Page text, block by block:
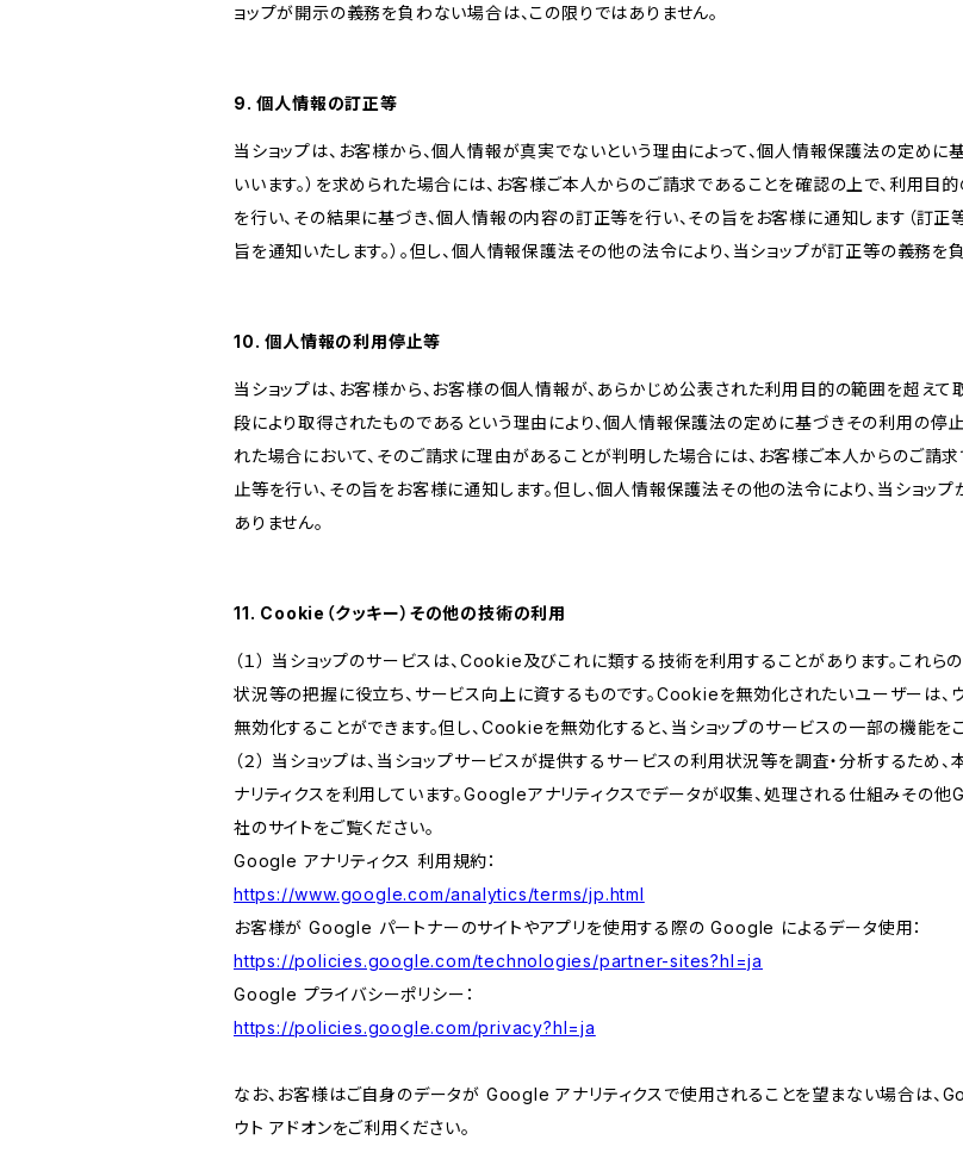
ョップが開示の義務を負わない場合は、この限りではありません。
9. 個人情報の訂正等
当ショップは、お客様から、個人情報が真実でないという理由によって、個人情報保護法の定めに
いいます。）を求められた場合には、お客様ご本人からのご請求であることを確認の上で、利用
を行い、その結果に基づき、個人情報の内容の訂正等を行い、その旨をお客様に通知します（訂
旨を通知いたします。）。但し、個人情報保護法その他の法令により、当ショップが訂正等の義務を
10. 個人情報の利用停止等
当ショップは、お客様から、お客様の個人情報が、あらかじめ公表された利用目的の範囲を超え
段により取得されたものであるという理由により、個人情報保護法の定めに基づきその利用の停止
れた場合において、そのご請求に理由があることが判明した場合には、お客様ご本人からのご請
止等を行い、その旨をお客様に通知します。但し、個人情報保護法その他の法令により、当ショ
ありません。
11. Cookie（クッキー）その他の技術の利用
（１） 当ショップのサービスは、Cookie及びこれに類する技術を利用することがあります。これら
状況等の把握に役立ち、サービス向上に資するものです。Cookieを無効化されたいユーザーは
無効化することができます。但し、Cookieを無効化すると、当ショップのサービスの一部の機能を
（２） 当ショップは、当ショップサービスが提供するサービスの利用状況等を調査・分析する
ナリティクスを利用しています。Googleアナリティクスでデータが収集、処理される仕組みその
社のサイトをご覧ください。
Google アナリティクス 利用規約：
https://www.google.com/analytics/terms/jp.html
お客様が Google パートナーのサイトやアプリを使用する際の Google によるデータ使用：
https://policies.google.com/technologies/partner-sites?hl=ja
Google プライバシーポリシー：
https://policies.google.com/privacy?hl=ja
なお、お客様はご自身のデータが Google アナリティクスで使用されることを望まない場合は
ウト アドオンをご利用ください。